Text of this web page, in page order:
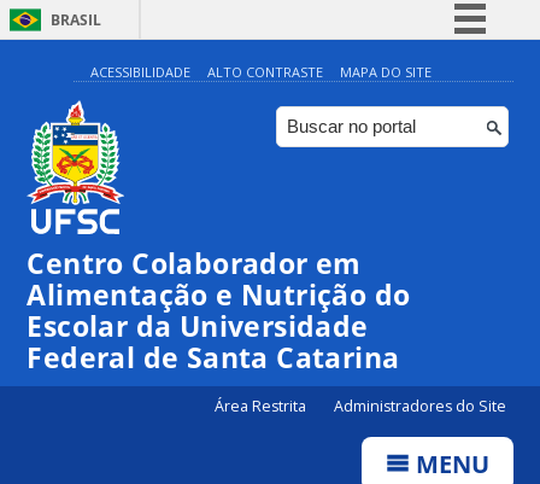
BRASIL
Simplifique!
Comunica BR
Participe
Canais
ACESSIBILIDADE ALTO CONTRASTE MAPA DO SITE
Centro Colaborador em
Alimentação e Nutrição do
Escolar da Universidade
Federal de Santa Catarina
Área Restrita Administradores do Site
MENU